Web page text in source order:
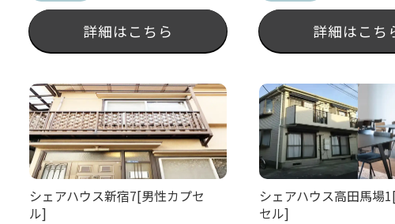
詳細はこちら 詳細はこち
シェアハウス新宿7[男性カプセ
ル]
シェアハウス高田馬場
セル]